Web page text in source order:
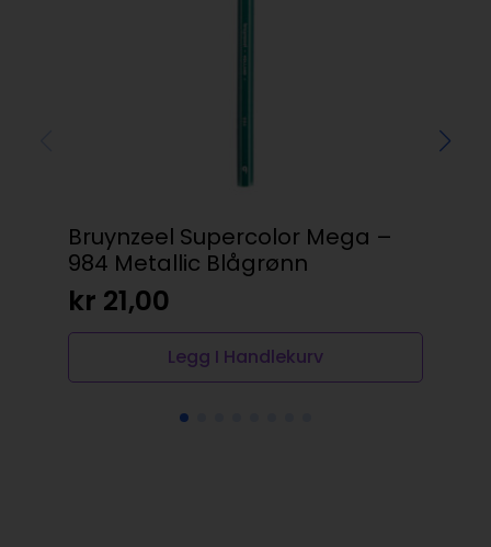
Bruynzeel Supercolor Mega –
984 Metallic Blågrønn
kr 21,00
Legg I Handlekurv